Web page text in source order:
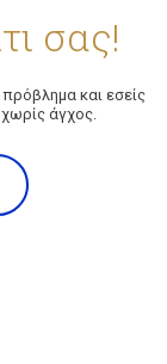
σας!
και εσείς
χωρίς άγχος.